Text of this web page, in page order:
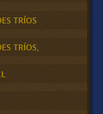
TRÍOS
TRÍOS,